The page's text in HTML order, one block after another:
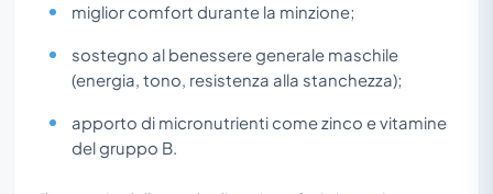
miglior comfort durante la minzione;
sostegno al benessere generale maschile
(energia, tono, resistenza alla stanchezza);
apporto di micronutrienti come zinco e vitamine
del gruppo B.